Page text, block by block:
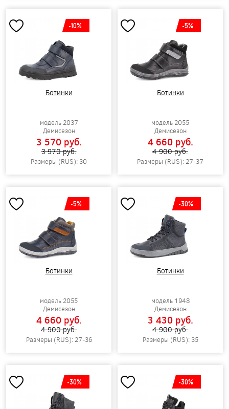
-10%
Ботинки
модель 2037
Демисезон
3 570 pуб.
3 970 pуб.
Размеры (RUS): 30
-5%
Ботинки
модель 2055
Демисезон
4 660 pуб.
4 900 pуб.
Размеры (RUS): 27-37
-5%
Ботинки
модель 2055
Демисезон
4 660 pуб.
4 900 pуб.
Размеры (RUS): 27-36
-30%
Ботинки
модель 1948
Демисезон
3 430 pуб.
4 900 pуб.
Размеры (RUS): 35
-30% -30%